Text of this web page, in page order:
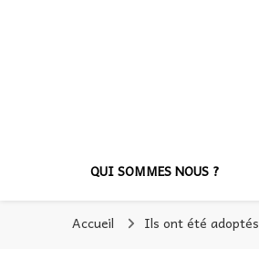
QUI SOMMES NOUS ?
Accueil Ils ont été adoptés